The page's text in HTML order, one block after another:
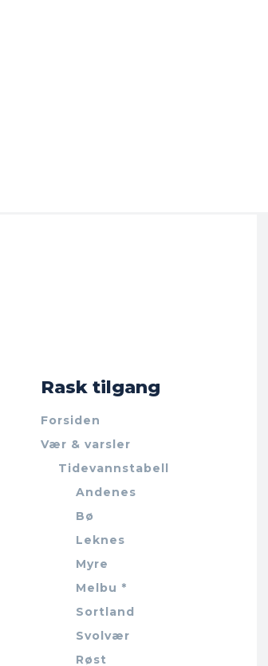
Rask tilgang
Forsiden
Vær & varsler
Tidevannstabell
Andenes
Bø
Leknes
Myre
Melbu *
Sortland
Svolvær
Røst